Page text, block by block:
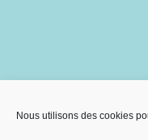
Nous utilisons des cookies